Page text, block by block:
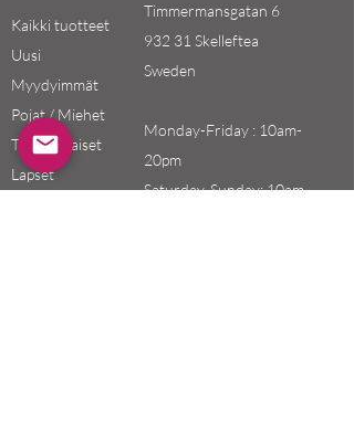
Kaikki tuotteet
Uusi
Myydyimmät
Pojat / Miehet
Tytöt / Naiset
Lapset
Timmermansgatan 6
932 31 Skelleftea
Sweden
Monday-Friday : 10am-
20pm
Saturday-Sunday: 10am-